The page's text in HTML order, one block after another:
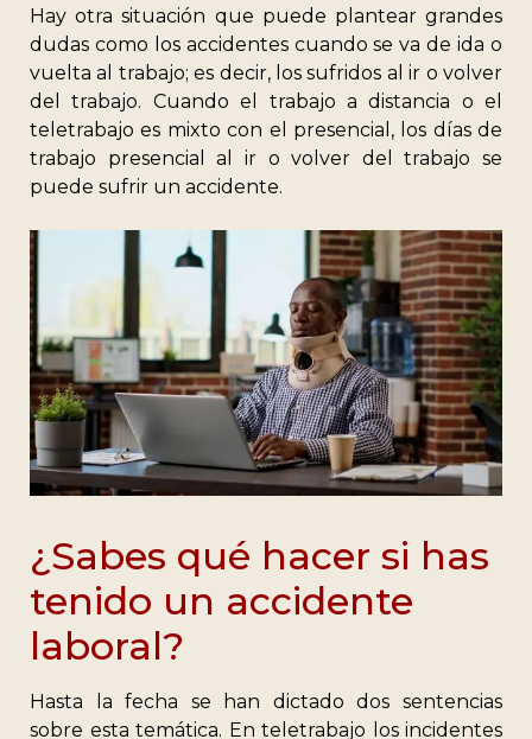
Hay otra situación que puede plantear grandes
dudas como los accidentes cuando se va de ida o
vuelta al trabajo; es decir, los sufridos al ir o volver
del trabajo. Cuando el trabajo a distancia o el
teletrabajo es mixto con el presencial, los días de
trabajo presencial al ir o volver del trabajo se
puede sufrir un accidente.
¿Sabes qué hacer si has
tenido un accidente
laboral?
Hasta la fecha se han dictado dos sentencias
sobre esta temática. En teletrabajo los incidentes